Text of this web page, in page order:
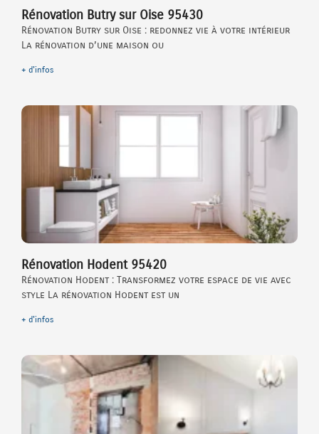
Rénovation Butry sur Oise 95430
Rénovation Butry sur Oise : redonnez vie à votre intérieur
La rénovation d’une maison ou
+ d'infos
Rénovation Hodent 95420
Rénovation Hodent : Transformez votre espace de vie avec
style La rénovation Hodent est un
+ d'infos